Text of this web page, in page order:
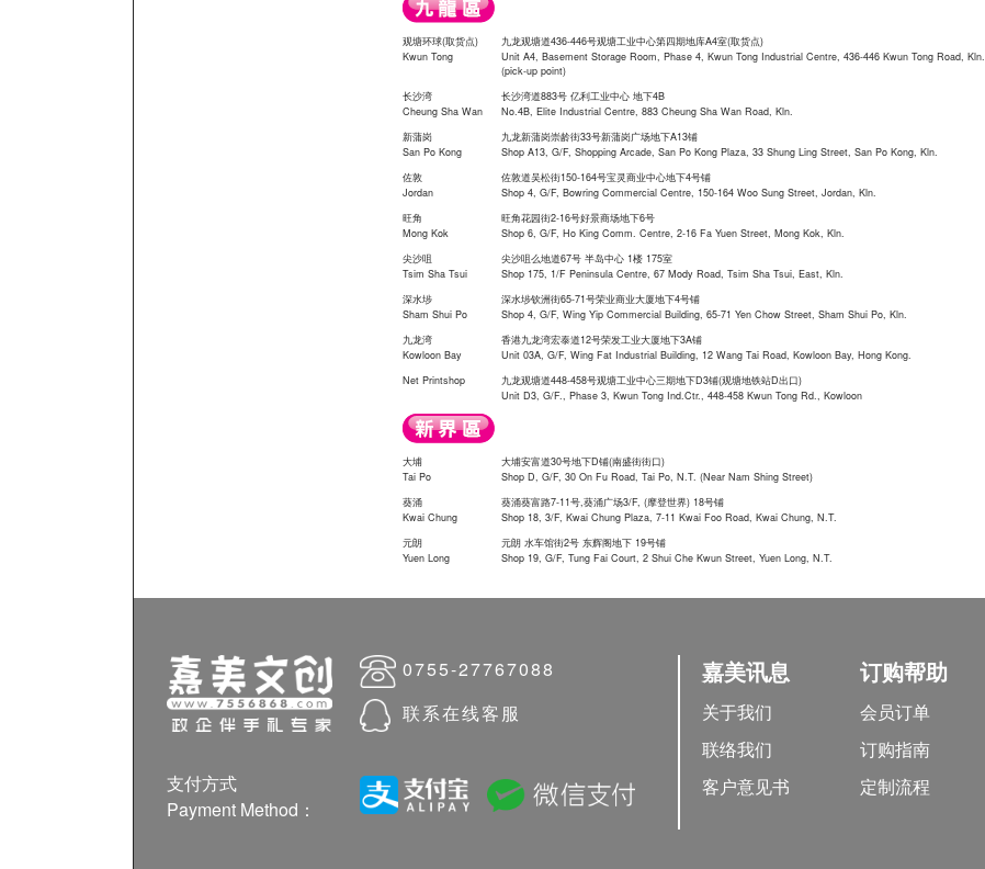
观塘环球(取货点)
Kwun Tong
九龙观塘道436-446号观塘工业中心第四期地库A4室(取货点)
Unit A4, Basement Storage Room, Phase 4, Kwun Tong Industrial Centre, 436-446 Kwun Tong Road, Kln.
(pick-up point)
长沙湾
Cheung Sha Wan
长沙湾道883号 亿利工业中心 地下4B
No.4B, Elite Industrial Centre, 883 Cheung Sha Wan Road, Kln.
新蒲岗
San Po Kong
九龙新蒲岗崇龄街33号新蒲岗广场地下A13铺
Shop A13, G/F, Shopping Arcade, San Po Kong Plaza, 33 Shung Ling Street, San Po Kong, Kln.
佐敦
Jordan
佐敦道吴松街150-164号宝灵商业中心地下4号铺
Shop 4, G/F, Bowring Commercial Centre, 150-164 Woo Sung Street, Jordan, Kln.
旺角
Mong Kok
旺角花园街2-16号好景商场地下6号
Shop 6, G/F, Ho King Comm. Centre, 2-16 Fa Yuen Street, Mong Kok, Kln.
尖沙咀
Tsim Sha Tsui
尖沙咀么地道67号 半岛中心 1楼 175室
Shop 175, 1/F Peninsula Centre, 67 Mody Road, Tsim Sha Tsui, East, Kln.
深水埗
Sham Shui Po
深水埗钦洲街65-71号荣业商业大厦地下4号铺
Shop 4, G/F, Wing Yip Commercial Building, 65-71 Yen Chow Street, Sham Shui Po, Kln.
九龙湾
Kowloon Bay
香港九龙湾宏泰道12号荣发工业大厦地下3A铺
Unit 03A, G/F, Wing Fat Industrial Building, 12 Wang Tai Road, Kowloon Bay, Hong Kong.
Net Printshop
九龙观塘道448-458号观塘工业中心三期地下D3铺(观塘地铁站D出口)
Unit D3, G/F., Phase 3, Kwun Tong Ind.Ctr., 448-458 Kwun Tong Rd., Kowloon
大埔
Tai Po
大埔安富道30号地下D铺(南盛街街口)
Shop D, G/F, 30 On Fu Road, Tai Po, N.T. (Near Nam Shing Street)
葵涌
Kwai Chung
葵涌葵富路7-11号,葵涌广场3/F, (摩登世界) 18号铺
Shop 18, 3/F, Kwai Chung Plaza, 7-11 Kwai Foo Road, Kwai Chung, N.T.
元朗
Yuen Long
元朗 水车馆街2号 东辉阁地下 19号铺
Shop 19, G/F, Tung Fai Court, 2 Shui Che Kwun Street, Yuen Long, N.T.
支付方式
Payment Method：
0755-27767088
联系在线客服
嘉美讯息
关于我们
联络我们
客户意见书
订购帮助
会员订单
订购指南
定制流程